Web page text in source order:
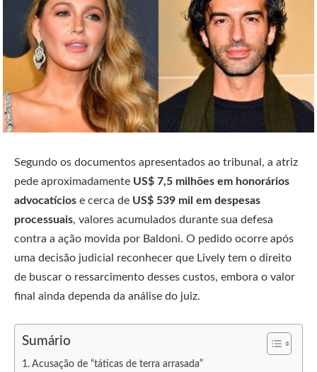
Segundo os documentos apresentados ao tribunal, a atriz
pede aproximadamente US$ 7,5 milhões em honorários
advocatícios e cerca de US$ 539 mil em despesas
processuais, valores acumulados durante sua defesa
contra a ação movida por Baldoni. O pedido ocorre após
uma decisão judicial reconhecer que Lively tem o direito
de buscar o ressarcimento desses custos, embora o valor
final ainda dependa da análise do juiz.
Sumário
Acusação de “táticas de terra arrasada”